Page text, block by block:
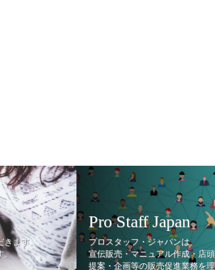
きます。
。
Pro Staff Japan
プロスタッフ・ジャパンは、
宣伝販売・マニュアル作成・店
提案・企画等の販売促進業務を理